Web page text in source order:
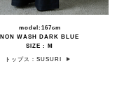
model:167cm
NON WASH DARK BLUE
SIZE : M
トップス：SUSURI